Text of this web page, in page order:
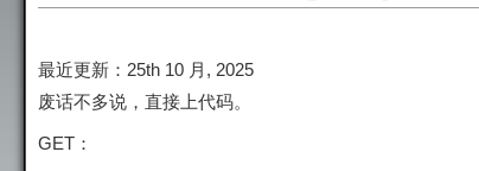
最近更新：25th 10 月, 2025
废话不多说，直接上代码。
GET：